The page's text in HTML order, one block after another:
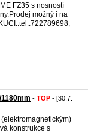
FZ35 s nosností
možný i na
- TOP - [30.7.
konstrukce s